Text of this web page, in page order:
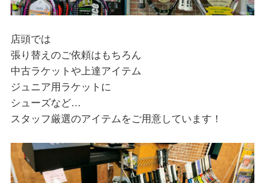
店頭では
張り替えのご依頼はもちろん
中古ラケットや上達アイテム
ジュニア用ラケットに
シューズなど…
スタッフ厳選のアイテムをご用意しています！